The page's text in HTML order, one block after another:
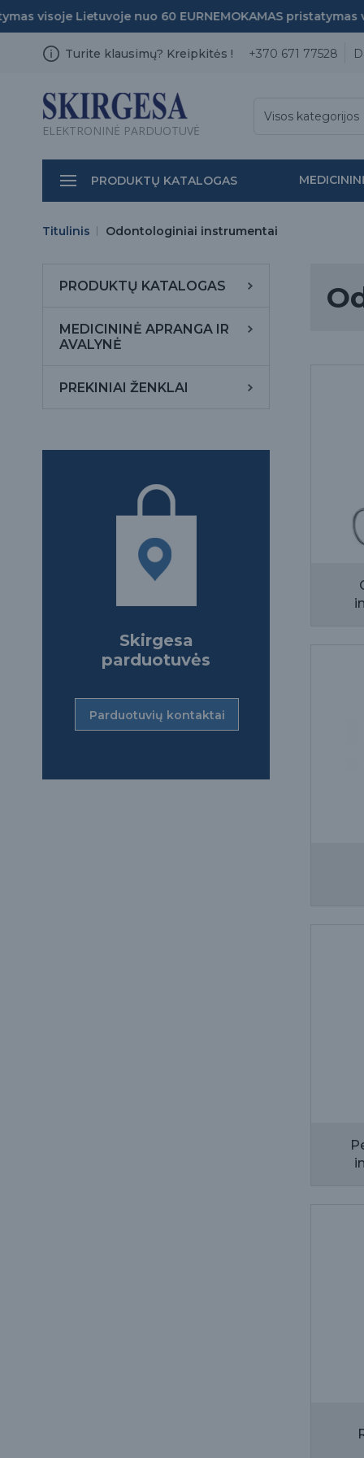
visoje Lietuvoje nuo 60 EURNEMOKAMAS pristatymas
Turite klausimų? Kreipkitės ! +370 671 77528
ELEKTRONINĖ PARDUOTUVĖ
Visos kategorijos
PRODUKTŲ KATALOGAS
Titulinis Odontologiniai instrumentai
PRODUKTŲ KATALOGAS
MEDICININĖ APRANGA IR
AVALYNĖ
PREKINIAI ŽENKLAI
Skirgesa
parduotuvės
Parduotuvių kontaktai